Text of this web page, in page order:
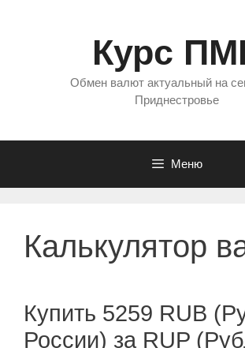
Курс
Обмен валют актуальный на
Приднестровье
Меню
Калькулятор
Купить 5259 RUB
России) за RUP